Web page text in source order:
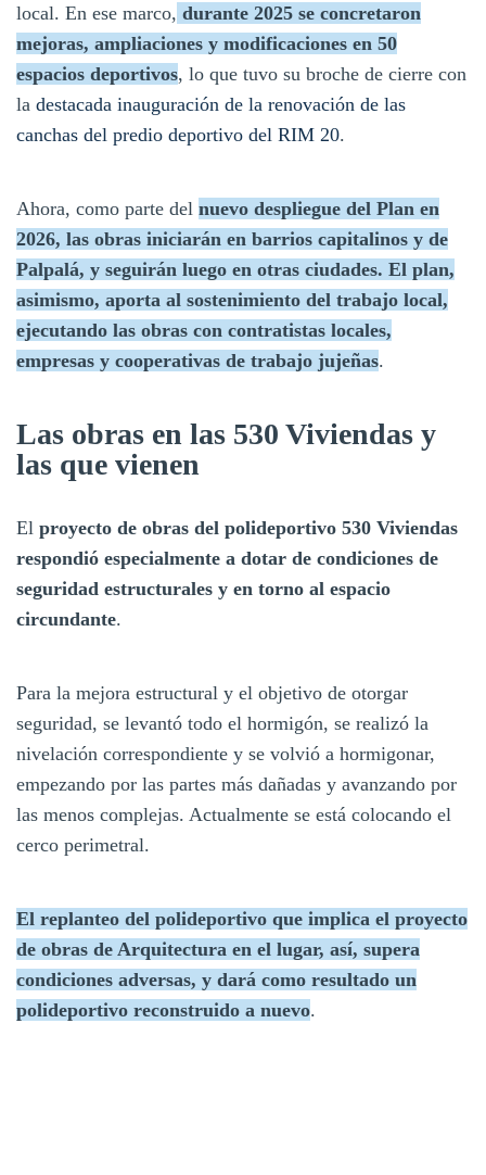
local. En ese marco, durante 2025 se concretaron
mejoras, ampliaciones y modificaciones en 50
espacios deportivos, lo que tuvo su broche de cierre con
la destacada inauguración de la renovación de las
canchas del predio deportivo del RIM 20.
Ahora, como parte del nuevo despliegue del Plan en
2026, las obras iniciarán en barrios capitalinos y de
Palpalá, y seguirán luego en otras ciudades. El plan,
asimismo, aporta al sostenimiento del trabajo local,
ejecutando las obras con contratistas locales,
empresas y cooperativas de trabajo jujeñas.
Las obras en las 530 Viviendas y
las que vienen
El proyecto de obras del polideportivo 530 Viviendas
respondió especialmente a dotar de condiciones de
seguridad estructurales y en torno al espacio
circundante.
Para la mejora estructural y el objetivo de otorgar
seguridad, se levantó todo el hormigón, se realizó la
nivelación correspondiente y se volvió a hormigonar,
empezando por las partes más dañadas y avanzando por
las menos complejas. Actualmente se está colocando el
cerco perimetral.
El replanteo del polideportivo que implica el proyecto
de obras de Arquitectura en el lugar, así, supera
condiciones adversas, y dará como resultado un
polideportivo reconstruido a nuevo.